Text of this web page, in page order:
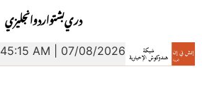
انجليزياردوبشتودري
AM | 07/08/2026